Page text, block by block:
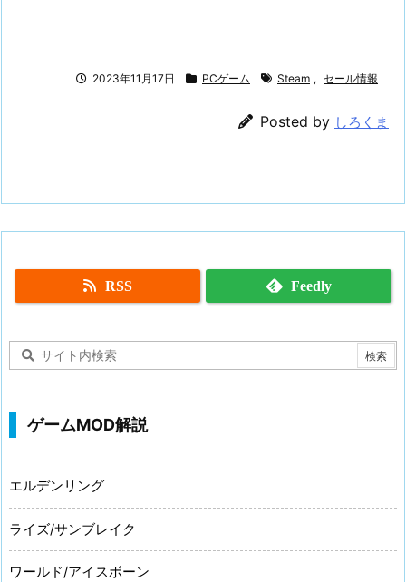
2023年11月17日 PCゲーム Steam , セール情報
Posted by しろくま
RSS Feedly
ゲームMOD解説
エルデンリング
ライズ/サンブレイク
ワールド/アイスボーン